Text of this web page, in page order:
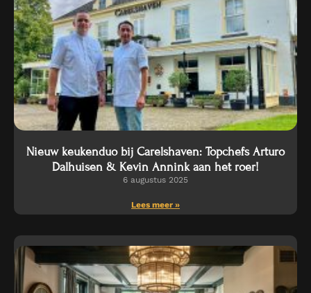
Nieuw keukenduo bij Carelshaven: Topchefs Arturo
Dalhuisen & Kevin Annink aan het roer!
6 augustus 2025
Lees meer »